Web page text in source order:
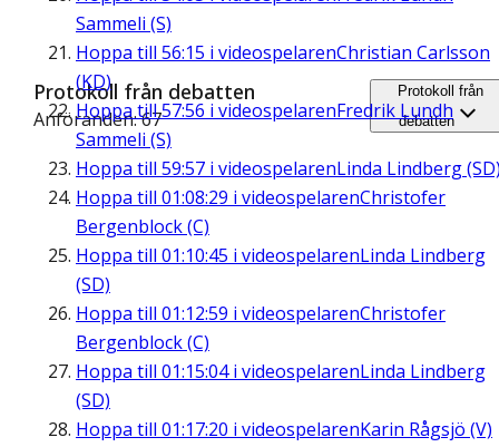
Sammeli (S)
Hoppa till 56:15 i videospelarenChristian Carlsson
(KD)
Hoppa till57:56 i videospelarenFredrik Lundh
Sammeli (S)
Hoppa till 59:57 i videospelarenLinda Lindberg
Hoppa till 01:08:29 i videospelarenChristofer
Bergenblock (C)
Hoppa till 01:10:45 i videospelarenLinda Lindberg
(SD)
Hoppa till 01:12:59 i videospelarenChristofer
Bergenblock (C)
Hoppa till 01:15:04i videospelarenLinda Lindberg
(SD)
Hoppa till 01:17:20 i videospelarenKarin Rågsjö (V)
Protokoll från debatten
Anföranden: 67
Protokoll från
debatten